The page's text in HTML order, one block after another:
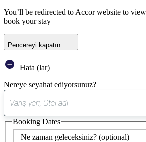
You’ll be redirected to Accor website to
book your stay
Pencereyi kapatın
Hata (lar)
Nereye seyahat ediyorsunuz?
öneri
bulundu
Ne zaman geleceksiniz? (optional)
Booking Dates